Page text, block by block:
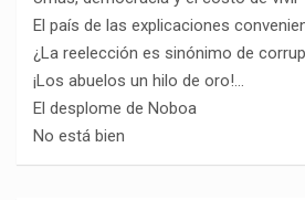
El país de las explicaciones
¿La reelección es sinónimo de
¡Los abuelos un hilo de oro!…
El desplome de Noboa
No está bien